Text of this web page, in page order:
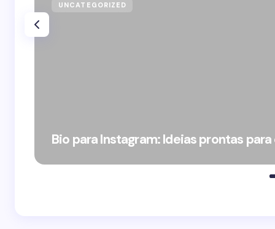
UNCATEGORIZED
Bio para Instagram: Ideias prontas